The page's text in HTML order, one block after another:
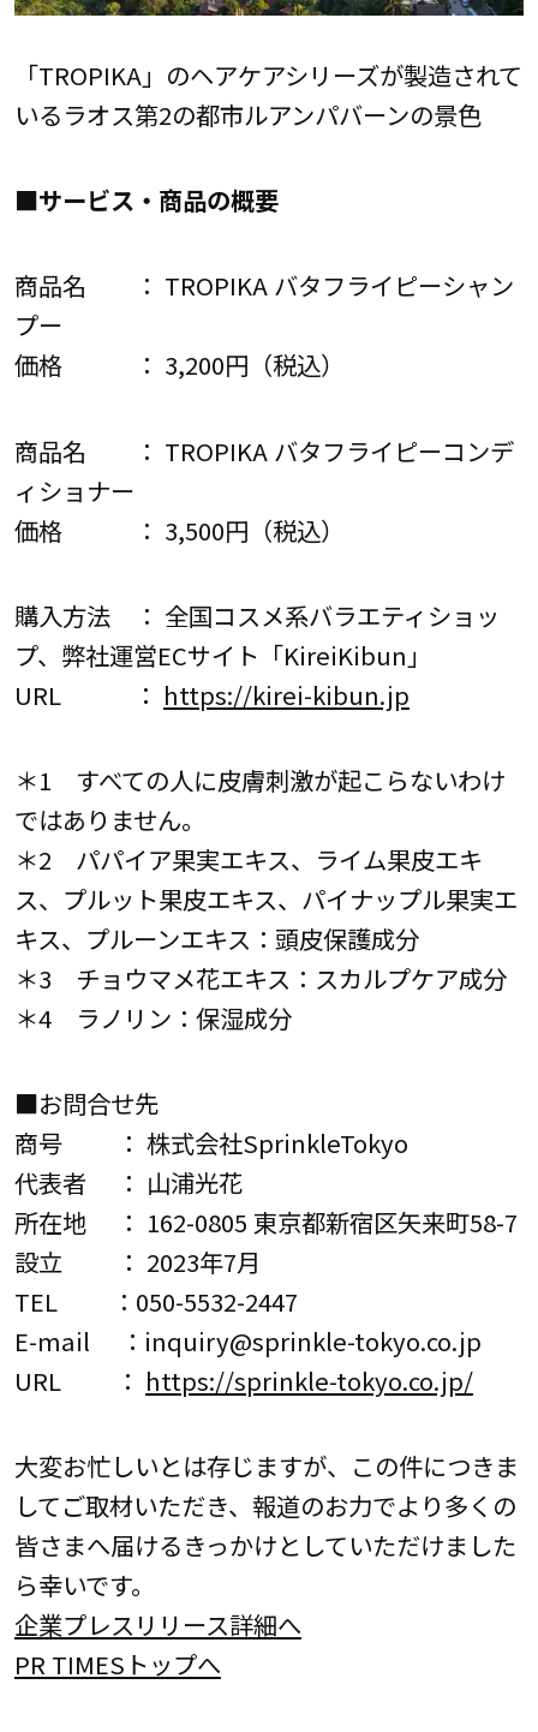
「TROPIKA」のヘアケアシリーズが製造されて
いるラオス第2の都市ルアンパバーンの景色
■サービス・商品の概要
商品名 ： TROPIKA バタフライピーシャン
プー
価格 ： 3,200円（税込）
商品名 ： TROPIKA バタフライピーコンデ
ィショナー
価格 ： 3,500円（税込）
購入方法 ： 全国コスメ系バラエティショッ
プ、弊社運営ECサイト「KireiKibun」
URL ： https://kirei-kibun.jp
＊1 すべての人に皮膚刺激が起こらないわけ
ではありません。
＊2 パパイア果実エキス、ライム果皮エキ
ス、プルット果皮エキス、パイナップル果実エ
キス、プルーンエキス：頭皮保護成分
＊3 チョウマメ花エキス：スカルプケア成分
＊4 ラノリン：保湿成分
■お問合せ先
商号 ： 株式会社SprinkleTokyo
代表者 ： 山浦光花
所在地 ： 162-0805 東京都新宿区矢来町58-7
設立 ： 2023年7月
TEL ：050-5532-2447
E-mail ：inquiry@sprinkle-tokyo.co.jp
URL ： https://sprinkle-tokyo.co.jp/
大変お忙しいとは存じますが、この件につきま
してご取材いただき、報道のお力でより多くの
皆さまへ届けるきっかけとしていただけました
ら幸いです。
企業プレスリリース詳細へ
PR TIMESトップへ